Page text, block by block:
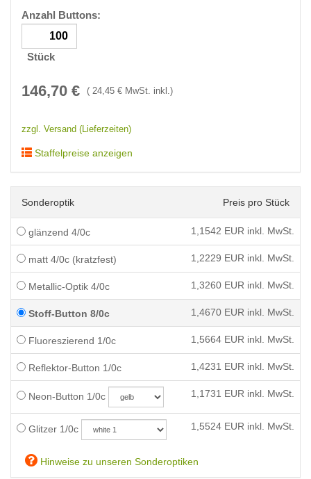
Anzahl Buttons:
Stück
146,70 € ( 24,45 € MwSt. inkl.)
zzgl. Versand (Lieferzeiten)
Staffelpreise anzeigen
Sonderoptik Preis pro Stück
glänzend 4/0c 1,1542 EUR inkl. MwSt.
matt 4/0c (kratzfest) 1,2229 EUR inkl. MwSt.
Metallic-Optik 4/0c 1,3260 EUR inkl. MwSt.
Stoff-Button 8/0c 1,4670 EUR inkl. MwSt.
Fluoreszierend 1/0c 1,5664 EUR inkl. MwSt.
Reflektor-Button 1/0c 1,4231 EUR inkl. MwSt.
Neon-Button 1/0c 1,1731 EUR inkl. MwSt.
Glitzer 1/0c 1,5524 EUR inkl. MwSt.
Hinweise zu unseren Sonderoptiken